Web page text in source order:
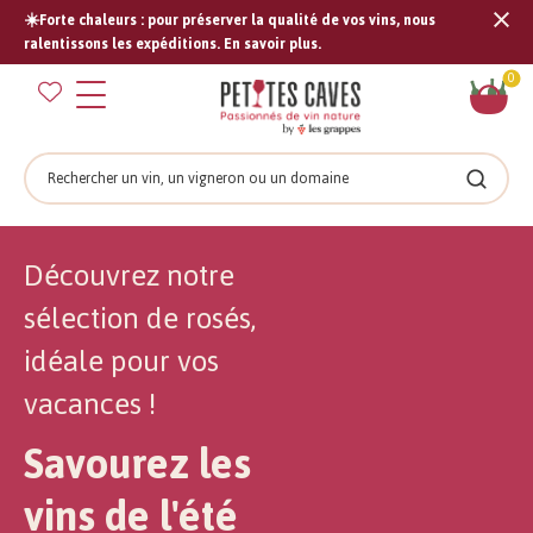
☀️Forte chaleurs : pour préserver la qualité de vos vins, nous
ralentissons les expéditions. En savoir plus.
0
Rechercher
Découvrez notre
sélection de rosés,
idéale pour vos
vacances !
Savourez les
vins de l'été